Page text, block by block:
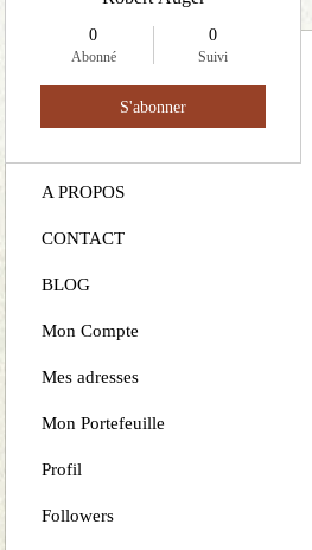
ACCUEIL
BOUTIQUE
A PROPOS
CONTACT
BLOG
Mon Compte
Mes adresses
Mon Portefeuille
Profil
Followers
0
Abonné
0
Suivi
S'abonner